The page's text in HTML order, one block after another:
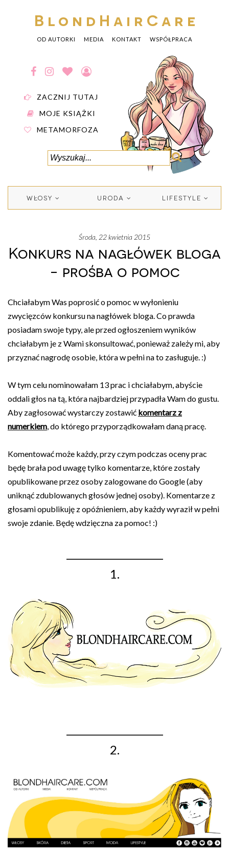
BlondHairCare
OD AUTORKI MEDIA KONTAKT WSPÓŁPRACA
ZACZNIJ TUTAJ
MOJE KSIĄŻKI
METAMORFOZA
WŁOSY URODA LIFESTYLE
środa, 22 kwietnia 2015
Konkurs na nagłówek bloga
- prośba o pomoc
Chciałabym Was poprosić o pomoc w wyłonieniu
zwycięzców konkursu na nagłówek bloga. Co prawda
posiadam swoje typy, ale przed ogłoszeniem wyników
chciałabym je z Wami skonsultować, ponieważ zależy mi, aby
przyznać nagrodę osobie, która w pełni na to zasługuje. :)
W tym celu nominowałam 13 prac i chciałabym, abyście
oddali głos na tą, która najbardziej przypadła Wam do gustu.
Aby zagłosować wystarczy zostawić komentarz z
numerkiem , do którego przyporządkowałam daną pracę.
Komentować może każdy, przy czym podczas oceny prac
będę brała pod uwagę tylko komentarze, które zostały
opublikowane przez osoby zalogowane do Google (aby
uniknąć zdublowanych głosów jednej osoby). Komentarze z
głosami opublikuję z opóźnieniem, aby każdy wyraził w pełni
swoje zdanie. Będę wdzięczna za pomoc! :)
1.
2.